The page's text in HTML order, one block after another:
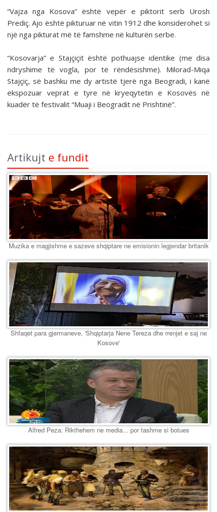
“Vajza nga Kosova” është vepër e piktorit serb Urosh
Prediç. Ajo është pikturuar në vitin 1912 dhe konsiderohet si
një nga pikturat më të famshme në kulturën serbe.
“Kosovarja” e Stajçiçit është pothuajse identike (me disa
ndryshime të vogla, por të rëndësishme). Milorad-Miqa
Stajçiç, së bashku me dy artistë tjerë nga Beogradi, i kanë
ekspozuar veprat e tyre në kryeqytetin e Kosovës në
kuadër të festivalit “Muaji i Beogradit në Prishtinë”.
Artikujt e fundit
Muzika e magjishme e sazeve shqiptare ne emisionin legjendar britanik
Shfaqet para gjermaneve, 'Shqiptarja Nene Tereza dhe rrenjet e saj ne
Kosove'
Alfred Peza: Rikthehem ne media... por tashme si botues